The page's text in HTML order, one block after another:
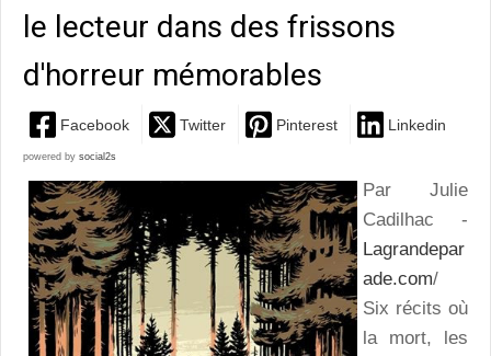
le lecteur dans des frissons
d'horreur mémorables
Facebook Twitter Pinterest Linkedin
powered by social2s
Par Julie
Cadilhac -
Lagrandepar
ade.com/
Six récits où
la mort, les